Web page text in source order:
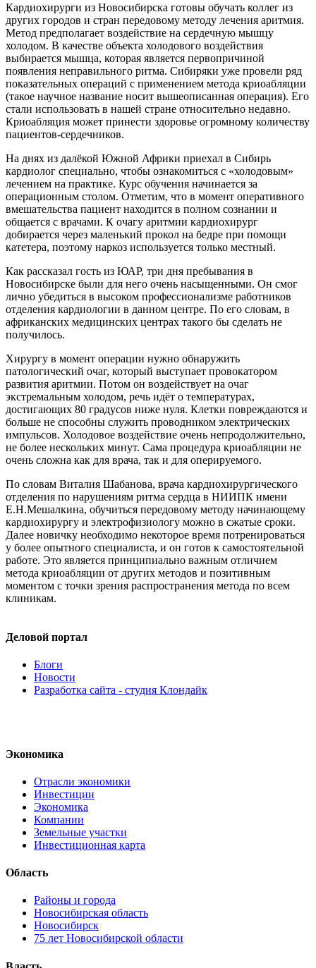
Кардиохирурги из Новосибирска готовы обучать коллег из
других городов и стран передовому методу лечения аритмия.
Метод предполагает воздействие на сердечную мышцу
холодом. В качестве объекта холодового воздействия
выбирается мышца, которая является первопричиной
появления неправильного ритма. Сибиряки уже провели ряд
показательных операций с применением метода криоабляции
(такое научное название носит вышеописанная операция). Его
стали использовать в нашей стране относительно недавно.
Криоабляция может принести здоровье огромному количеству
пациентов-сердечников.
На днях из далёкой Южной Африки приехал в Сибирь
кардиолог специально, чтобы ознакомиться с «холодовым»
лечением на практике. Курс обучения начинается за
операционным столом. Отметим, что в момент оперативного
вмешательства пациент находится в полном сознании и
общается с врачами. К очагу аритмии кардиохирург
добирается через маленький прокол на бедре при помощи
катетера, поэтому наркоз используется только местный.
Как рассказал гость из ЮАР, три дня пребывания в
Новосибирске были для него очень насыщенными. Он смог
лично убедиться в высоком профессионализме работников
отделения кардиологии в данном центре. По его словам, в
африканских медицинских центрах такого бы сделать не
получилось.
Хирургу в момент операции нужно обнаружить
патологический очаг, который выступает провокатором
развития аритмии. Потом он воздействует на очаг
экстремальным холодом, речь идёт о температурах,
достигающих 80 градусов ниже нуля. Клетки повреждаются и
больше не способны служить проводником электрических
импульсов. Холодовое воздействие очень непродолжительно,
не более нескольких минут. Сама процедура криоабляции не
очень сложна как для врача, так и для оперируемого.
По словам Виталия Шабанова, врача кардиохирургического
отделения по нарушениям ритма сердца в НИИПК имени
Е.Н.Мешалкина, обучиться передовому методу начинающему
кардиохирургу и электрофизиологу можно в сжатые сроки.
Далее новичку необходимо некоторое время потренироваться
у более опытного специалиста, и он готов к самостоятельной
работе. Это является принципиально важным отличием
метода криоабляции от других методов и позитивным
моментом с точки зрения распространения метода по всем
клиникам.
Деловой портал
Блоги
Новости
Разработка сайта - студия Клондайк
Экономика
Отрасли экономики
Инвестиции
Экономика
Компании
Земельные участки
Инвестиционная карта
Область
Районы и города
Новосибирская область
Новосибирск
75 лет Новосибирской области